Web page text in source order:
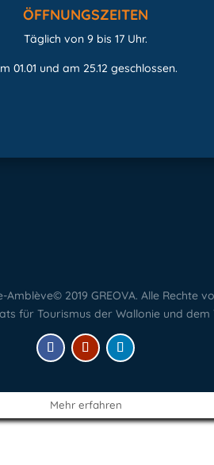
ÖFFNUNGSZEITEN
Täglich von 9 bis 17 Uhr.
01.01 und am 25.12 geschlossen.
2019 GREOVA. Alle Rechte
für Tourismus der Wallonie und
Mehr erfahren